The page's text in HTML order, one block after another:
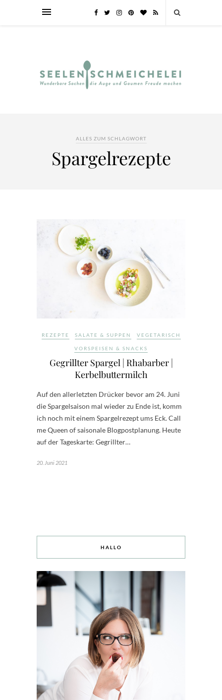
ALLES ZUM SCHLAGWORT
Spargelrezepte
REZEPTE SALATE & SUPPEN VEGETARISCH
VORSPEISEN & SNACKS
Gegrillter Spargel | Rhabarber |
Kerbelbuttermilch
Auf den allerletzten Drücker bevor am 24. Juni
die Spargelsaison mal wieder zu Ende ist, komm
ich noch mit einem Spargelrezept ums Eck. Call
me Queen of saisonale Blogpostplanung. Heute
auf der Tageskarte: Gegrillter…
20. Juni 2021
HALLO